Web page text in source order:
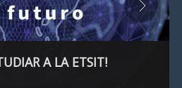
A LA ETSIT!